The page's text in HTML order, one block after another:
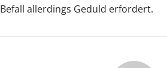
Befall allerdings Geduld erfordert.